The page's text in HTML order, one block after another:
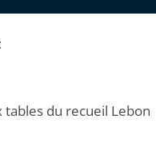
du recueil Lebon